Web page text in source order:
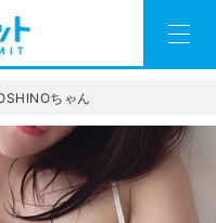
ちゃん